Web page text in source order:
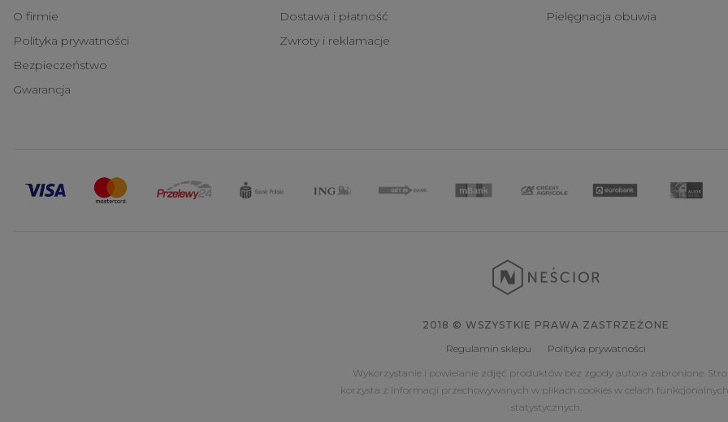
O firmie
Polityka prywatności
Bezpieczeństwo
Gwarancja
Dostawa i płatność
Zwroty i reklamacje
Pielęgnacja obuwia
2018 © WSZYSTKIE PRAWA ZASTRZEŻONE
Regulamin sklepu
Polityka prywatności
Wykorzystanie i powielanie zdjęć produktów bez zgody autora zabronione.
korzysta z informacji przechowywanych w plikach cookies w celach
statystycznych.